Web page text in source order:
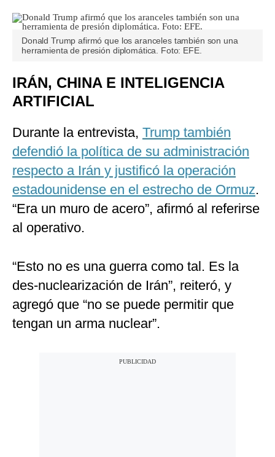
Donald Trump afirmó que los aranceles también son una
herramienta de presión diplomática. Foto: EFE.
IRÁN, CHINA E INTELIGENCIA
ARTIFICIAL
Durante la entrevista, Trump también
defendió la política de su administración
respecto a Irán y justificó la operación
estadounidense en el estrecho de Ormuz.
“Era un muro de acero”, afirmó al referirse
al operativo.
“Esto no es una guerra como tal. Es la
des-nuclearización de Irán”, reiteró, y
agregó que “no se puede permitir que
tengan un arma nuclear”.